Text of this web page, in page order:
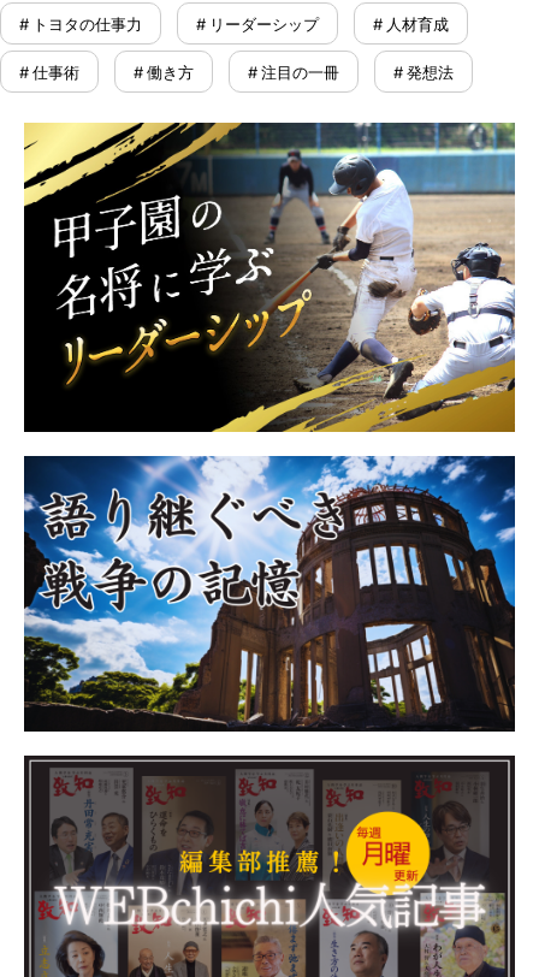
# トヨタの仕事力 # リーダーシップ # 人材育成
# 仕事術 # 働き方 # 注目の一冊 # 発想法